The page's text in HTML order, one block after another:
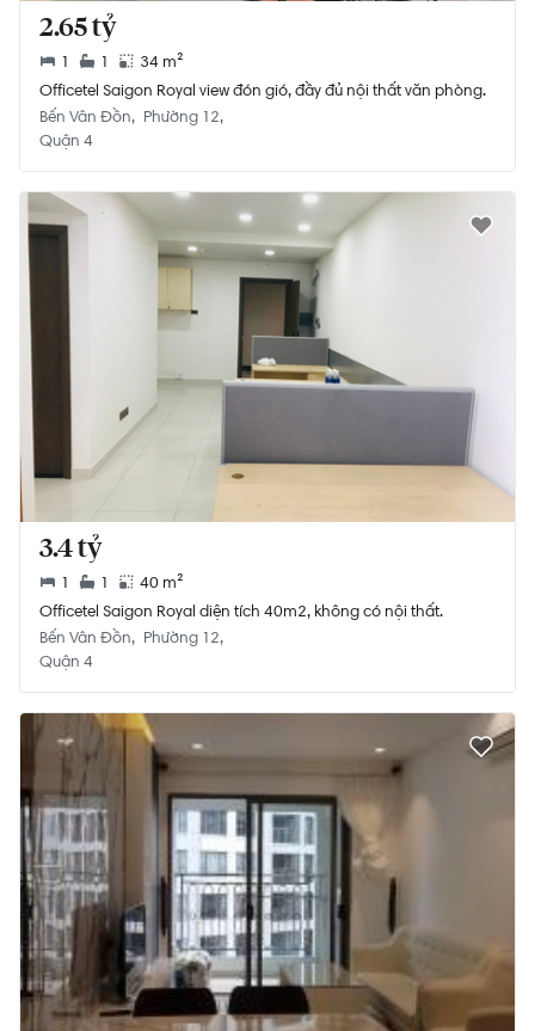
2.65 tỷ
1 1
34 m²
Officetel Saigon Royal view đón gió, đầy đủ nội thất văn phòng.
Bến Vân Đồn
Phường 12
Quận 4
3.4 tỷ
1 1
40 m²
Officetel Saigon Royal diện tích 40m2, không có nội thất.
Bến Vân Đồn
Phường 12
Quận 4